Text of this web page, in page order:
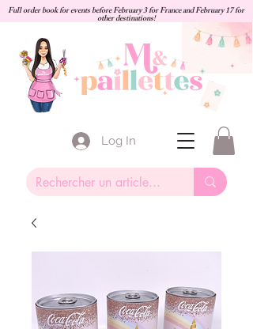
Full order book for events before February 3 for France and February 17 for
other destinations!
Log In